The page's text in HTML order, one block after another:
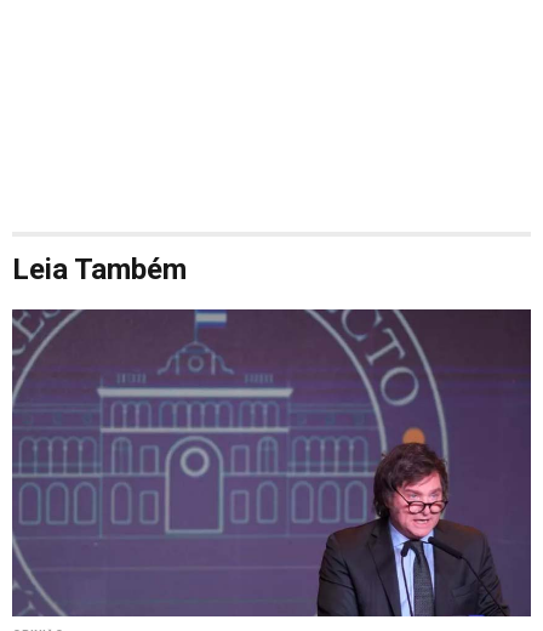
Leia Também